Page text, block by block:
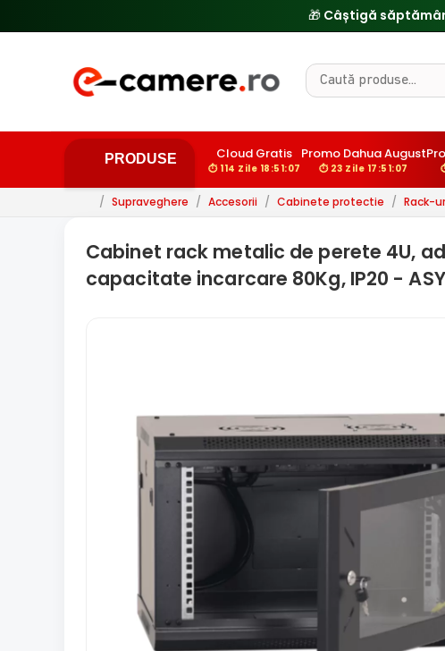
PRODUSE Cloud Gratis
⏱ 114 Zile 18:51:06
Promo Dahua August
⏱ 23 Zile 17:51:06
/ Supraveghere / Accesorii / Cabinete protectie / Rack-
Cabinet rack metalic de perete 4U,
capacitate incarcare 80Kg, IP20 -